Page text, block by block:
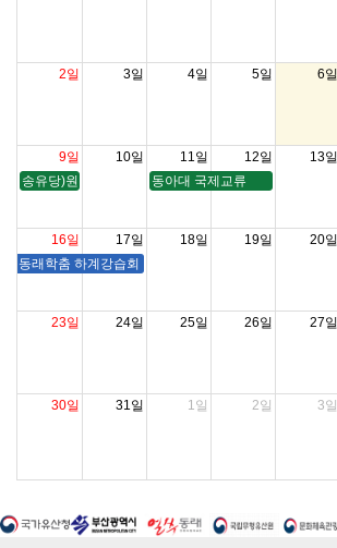
2일 3일 4일 5일 6일
9일 10일 11일 12일 13일
송유당)원향춤보존회 <잠룡제천 다시 여는 하늘>
동아대 국제교류
16일 17일 18일 19일 20일
동래학춤 하계강습회 및 워크숍 ( 송유당 , 대연습실 )
23일 24일 25일 26일 27일
30일 31일 1일 2일 3일